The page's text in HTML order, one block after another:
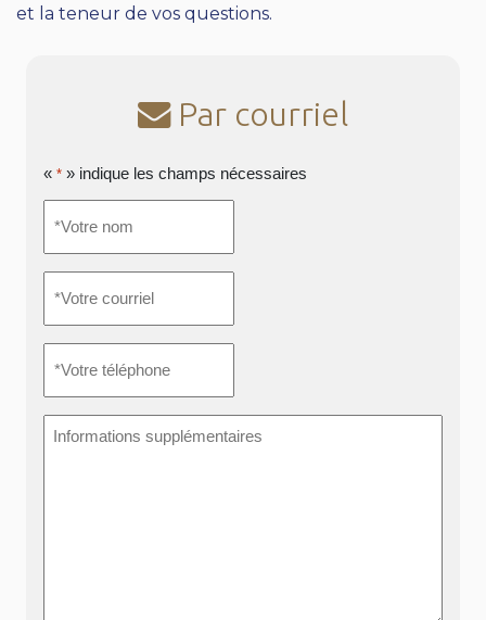
et la teneur de vos questions.
Par courriel
« * » indique les champs nécessaires
nom*
courriel*
téléphone *
supplémentaires